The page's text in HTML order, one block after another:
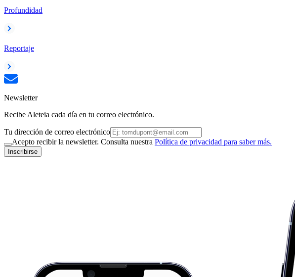
Profundidad
Reportaje
Newsletter
Recibe Aleteia cada día en tu correo electrónico.
Tu dirección de correo electrónico
Acepto recibir la newsletter. Consulta nuestra Política de privacidad para saber más.
Inscribirse